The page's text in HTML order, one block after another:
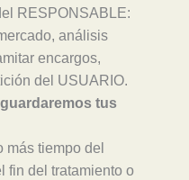
RESPONSABLE:
análisis
encargos,
del USUARIO.
tus
más tiempo del
fin del tratamiento o